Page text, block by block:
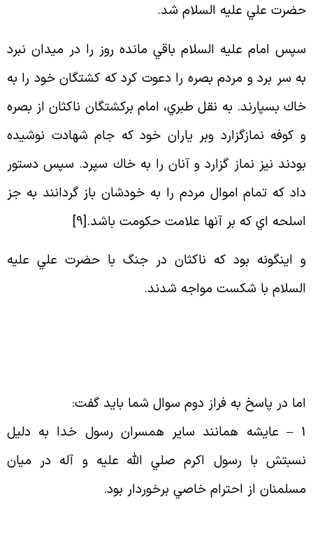
علي عليه السلام شد.
امام عليه السلام باقي مانده روز را در ميدان نبرد
سر برد و مردم بصره را دعوت كرد كه كشتگان خود را به
بسپارند. به نقل طبري، امام بركشتگان ناكثان از بصره
كوفه نمازگزارد وبر ياران خود كه جام شهادت نوشيده
نيز نماز گزارد و آنان را به خاك سپرد. سپس دستور
كه تمام اموال مردم را به خودشان باز گردانند به جز
اي كه بر آنها علامت حكومت باشد.[
9
]
اينگونه بود كه ناكثان در جنگ با حضرت علي عليه
با شكست مواجه شدند.
در پاسخ به فراز دوم سوال شما بايد گفت:
عايشه همانند ساير همسران رسول خدا به دليل
با رسول اكرم صلي الله عليه و آله در ميان
از احترام خاصي برخوردار بود.